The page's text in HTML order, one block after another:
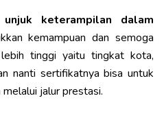
unjuk keterampilan dalam
kemampuan dan semoga
tinggi yaitu tingkat kota,
nanti sertifikatnya bisa untuk
jalur prestasi.